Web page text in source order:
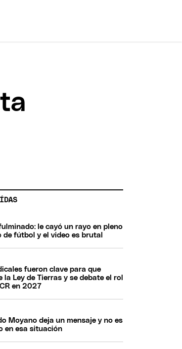
le cayó un rayo en pleno
de fútbol y el video es brutal
fueron clave para que
la Ley de Tierras y se debate el rol
en 2027
Moyano deja un mensaje y no es
en esa situación